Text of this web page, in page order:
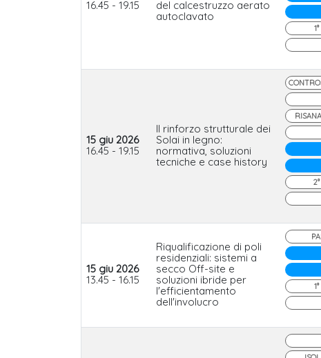
16.45 - 19.15
del calcestruzzo aerato
autoclavato
15 giu 2026
16.45 - 19.15
Il rinforzo strutturale dei
Solai in legno:
normativa, soluzioni
tecniche e case history
15 giu 2026
13.45 - 16.15
Riqualificazione di poli
residenziali: sistemi a
secco Off-site e
soluzioni ibride per
l'efficientamento
dell'involucro